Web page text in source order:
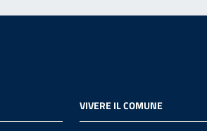
VIVERE IL COMUNE